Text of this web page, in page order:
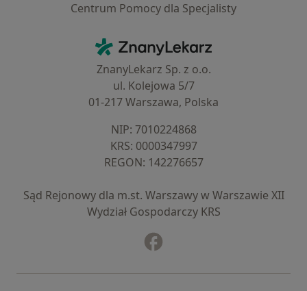
Centrum Pomocy dla Specjalisty
ZnanyLekarz - Strona główna
ZnanyLekarz Sp. z o.o.
ul. Kolejowa 5/7
01-217 Warszawa, Polska
NIP: ⁠7010224868
KRS: ⁠0000347997
REGON: ⁠142276657
Sąd Rejonowy dla m.st. Warszawy w Warszawie XII
Wydział Gospodarczy KRS